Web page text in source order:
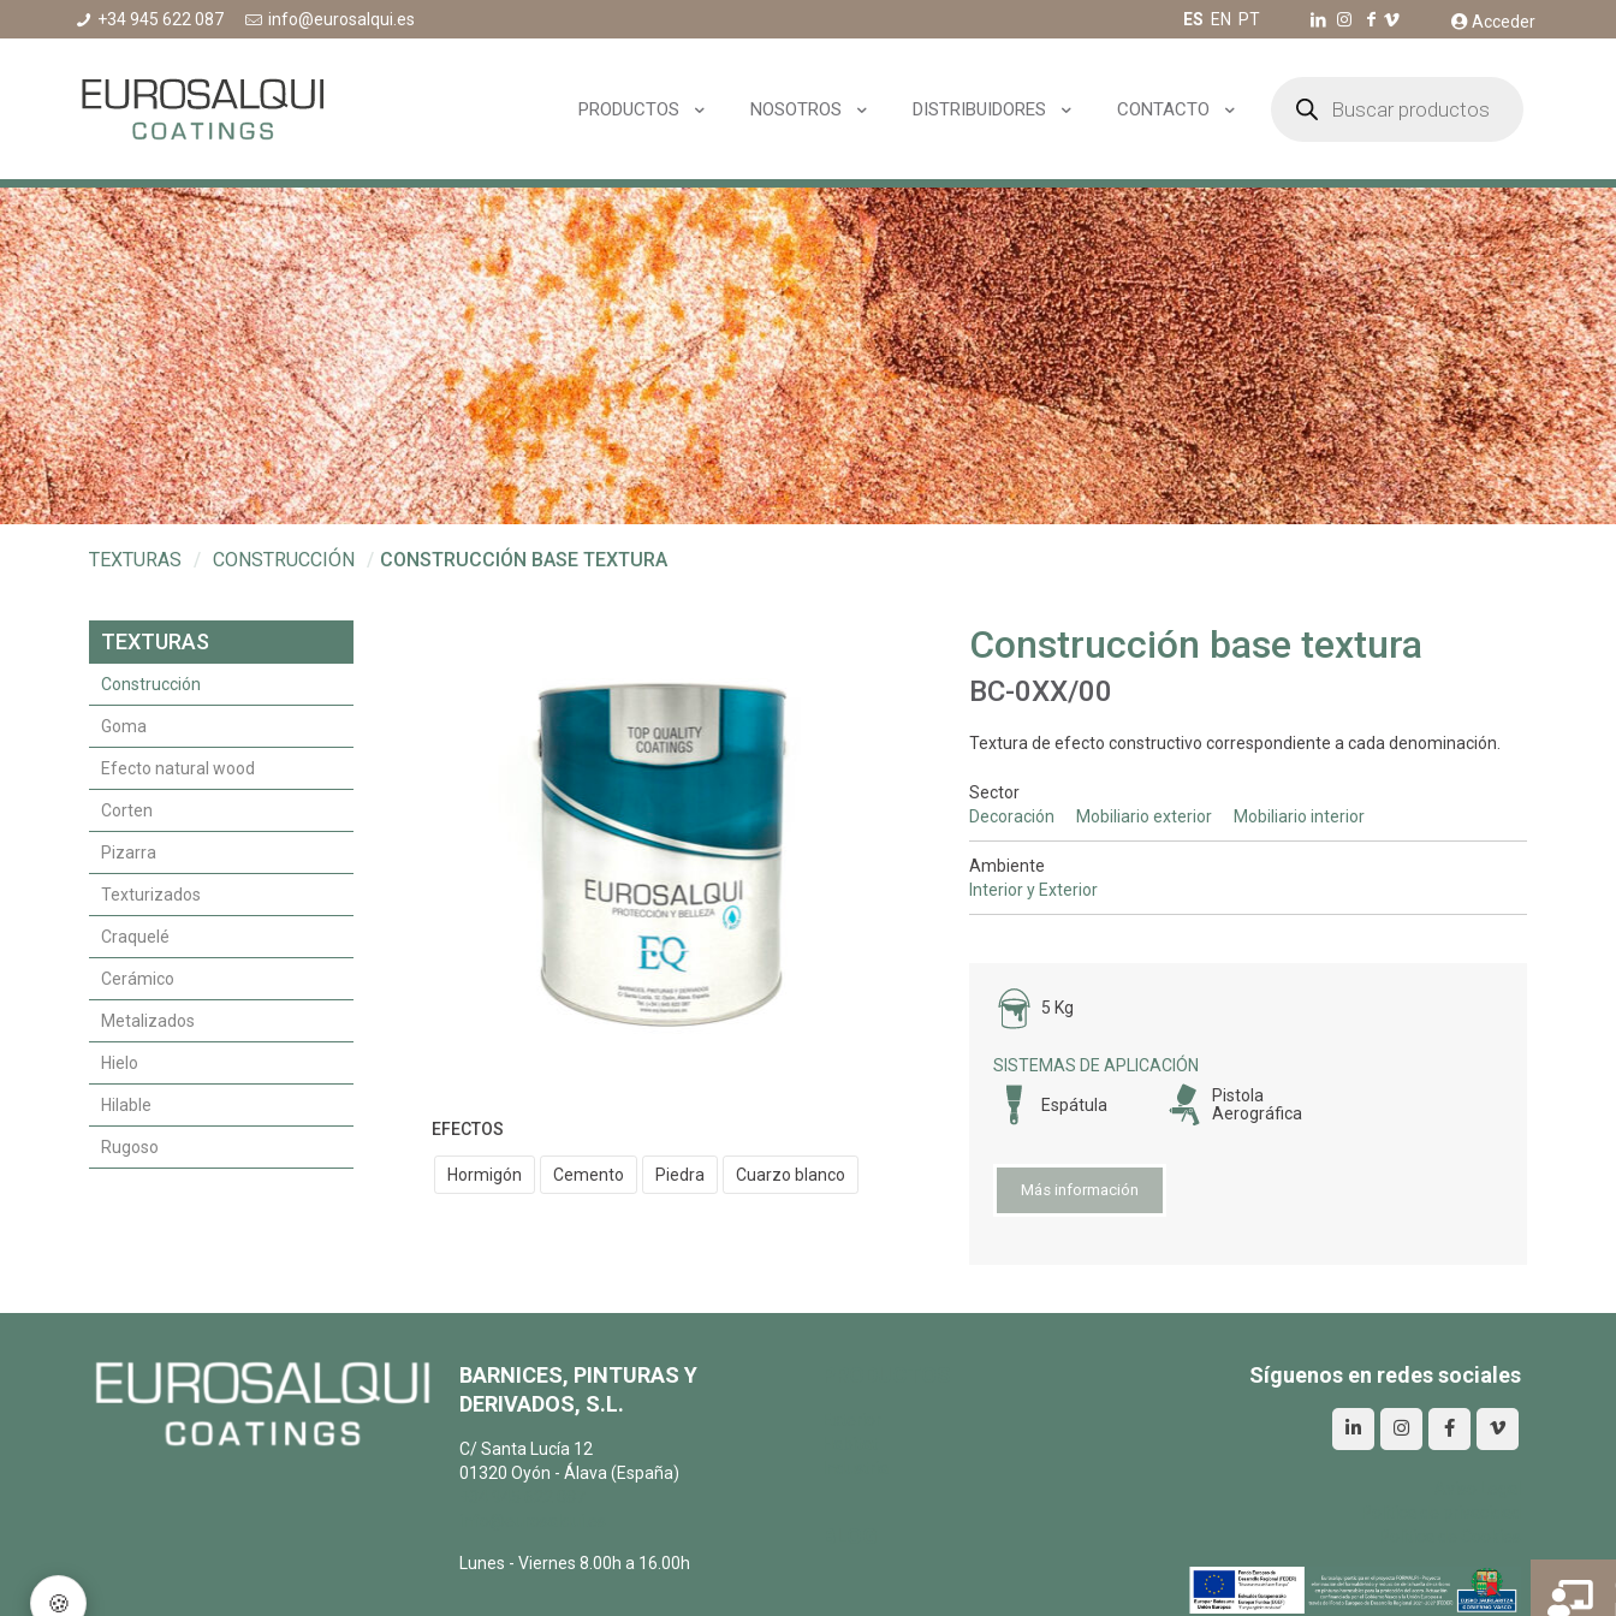
+34 945 622 087 info@eurosalqui.es ES EN PT Acceder
PRODUCTOS NOSOTROS DISTRIBUIDORES CONTACTO
productos
TEXTURAS / CONSTRUCCIÓN / CONSTRUCCIÓN BASE TEXTURA
TEXTURAS
Construcción
Goma
Efecto natural wood
Corten
Pizarra
Texturizados
Craquelé
Cerámico
Metalizados
Hielo
Hilable
Rugoso
EFECTOS
Hormigón Cemento Piedra Cuarzo blanco
Construcción base textura
BC-0XX/00
Textura de efecto constructivo correspondiente a cada denominación.
Sector
Decoración
Mobiliario exterior Mobiliario interior
Ambiente
Interior y Exterior
5 Kg
SISTEMAS DE APLICACIÓN
Espátula
Pistola
Aerográfica
Más información
BARNICES, PINTURAS Y
DERIVADOS, S.L.
C/ Santa Lucía 12
01320 Oyón - Álava (España)
Lunes - Viernes 8.00h a 16.00h
Síguenos en redes sociales
🍪